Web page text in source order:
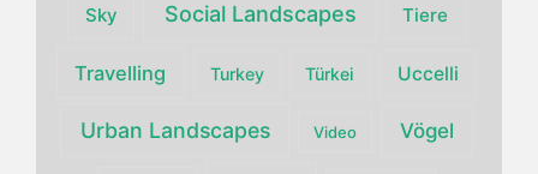
Sky Social Landscapes Tiere
Travelling Turkey Türkei Uccelli
Urban Landscapes Video Vögel